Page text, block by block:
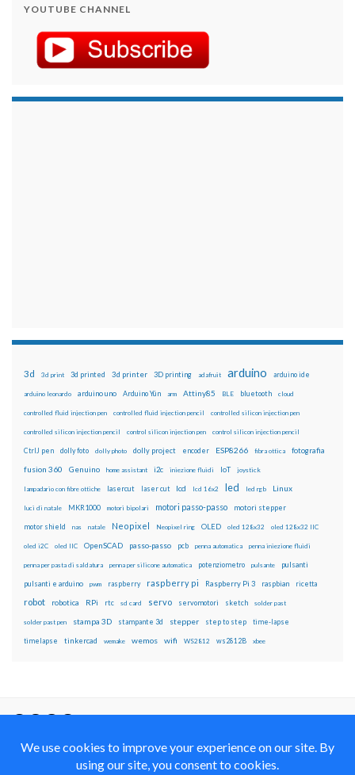
YOUTUBE CHANNEL
3d 3d print 3d printed 3d printer 3D printing adafruit arduino arduino ide
arduino leonardo arduino uno Arduino Yún arm Attiny85 BLE bluetooth cloud
controlled fluid injection pen controlled fluid injection pencil controlled silicon injection pen
controlled silicon injection pencil control silicon injection pen control silicon injection pencil
CtrlJ pen dolly foto dolly photo dolly project encoder ESP8266 fibra ottica fotografia
fusion 360 Genuino home assistant i2c iniezione fluidi IoT joystick
lampadario con fibre ottiche lasercut laser cut lcd lcd 16x2 led led rgb Linux
luci di natale MKR1000 motori bipolari motori passo-passo motori stepper
motor shield nas natale Neopixel Neopixel ring OLED oled 128x32 oled 128x32 IIC
oled i2C oled IIC OpenSCAD passo-passo pcb penna automatica penna iniezione fluidi
penna per pasta di saldatura penna per silicone automatica potenziometro pulsante pulsanti
pulsanti e arduino pwm raspberry raspberry pi Raspberry Pi 3 raspbian ricetta
robot robotica RPi rtc sd card servo servomotori sketch solder past
solder past pen stampa 3D stampante 3d stepper step to step time-lapse
timelapse tinkercad wemake wemos wifi WS2812 ws2812B xbee
Alike 4.0 International